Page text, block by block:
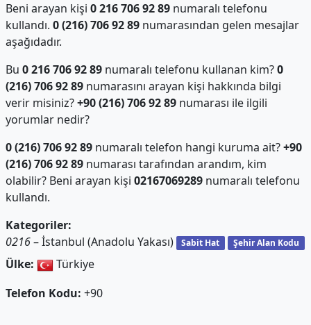
Beni arayan kişi 0 216 706 92 89numaralı telefonu
kullandı. 0 (216) 706 92 89numarasından gelen mesajlar
aşağıdadır.
Bu 0 216 706 92 89numaralı telefonu kullanan kim?0
(216) 706 92 89numarasını arayan kişi hakkında bilgi
verir misiniz?+90 (216) 706 92 89numarası ile ilgili
yorumlar nedir?
0 (216) 706 92 89numaralı telefon hangi kuruma ait?+90
(216) 706 92 89numarası tarafından arandım, kim
olabilir? Beni arayan kişi 02167069289numaralı telefonu
kullandı.
Kategoriler:
0216– İstanbul (Anadolu Yakası) Sabit Hat Şehir Alan Kodu
Ülke:
Türkiye
Telefon Kodu: +90